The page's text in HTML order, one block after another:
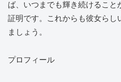
ば、いつまでも輝き続けること
証明です。これからも彼女らし
ましょう。
プロフィール